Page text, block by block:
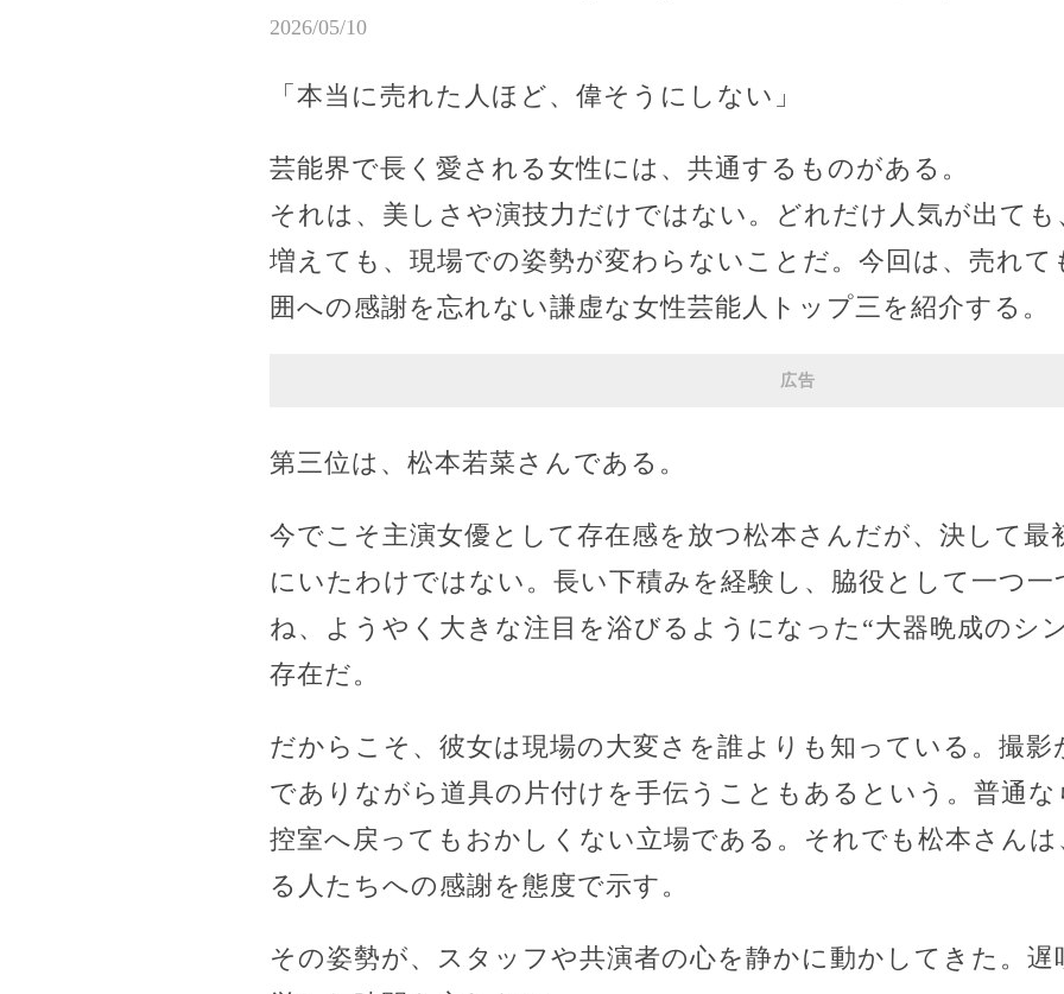
2026/05/10
「本当に売れた人ほど、偉そうにしない」
芸能界で長く愛される女性には、共通するものがある。
それは、美しさや演技力だけではない。どれだけ人気が出て
増えても、現場での姿勢が変わらないことだ。今回は、売れ
囲への感謝を忘れない謙虚な女性芸能人トップ三を紹介する。
広告
第三位は、松本若菜さんである。
今でこそ主演女優として存在感を放つ松本さんだが、決して最
にいたわけではない。長い下積みを経験し、脇役として一つ
ね、ようやく大きな注目を浴びるようになった“大器晩成のシ
存在だ。
だからこそ、彼女は現場の大変さを誰よりも知っている。撮影
でありながら道具の片付けを手伝うこともあるという。普通
控室へ戻ってもおかしくない立場である。それでも松本さん
る人たちへの感謝を態度で示す。
その姿勢が、スタッフや共演者の心を静かに動かしてきた。